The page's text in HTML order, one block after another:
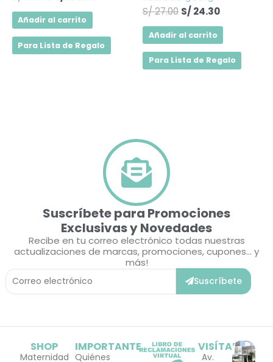
Añadir al carrito
Para Lista de Regalo
S/27.00 S/24.30
Añadir al carrito
Para Lista de Regalo
Suscríbete para Promociones
Exclusivas y Novedades
Recibe en tu correo electrónico todas nuestras
actualizaciones de marcas, promociones, cupones... y
más!
Correo
Electrónico
Suscríbete
SHOP
Maternidad
IMPORTANTE
Quiénes
VISÍTANOS
Av.